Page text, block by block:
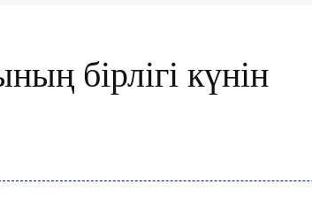
бірлігі күнін